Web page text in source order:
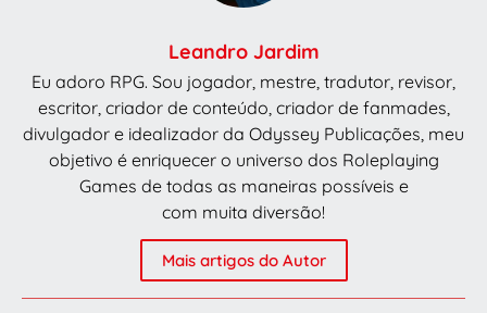
Leandro Jardim
Eu adoro RPG. Sou jogador, mestre, tradutor, revisor,
escritor, criador de conteúdo, criador de fanmades,
divulgador e idealizador da Odyssey Publicações, meu
objetivo é enriquecer o universo dos Roleplaying
Games de todas as maneiras possíveis e
com muita diversão!
Mais artigos do Autor